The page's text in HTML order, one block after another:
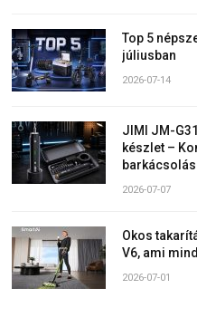
Top 5
júliusban
2026-07-14
JIMI JM-
készlet –
2026-07-07
Okos
V6, ami
2026-07-01